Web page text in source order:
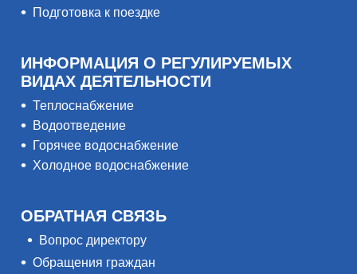
Подготовка к поездке
ИНФОРМАЦИЯ О РЕГУЛИРУЕМЫХ
ВИДАХ ДЕЯТЕЛЬНОСТИ
Теплоснабжение
Водоотведение
Горячее водоснабжение
Холодное водоснабжение
ОБРАТНАЯ СВЯЗЬ
Вопрос директору
Обращения граждан